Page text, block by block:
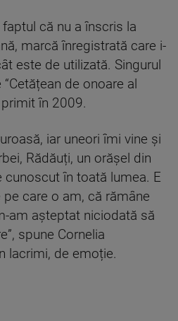
că nu a înscris la
marcă înregistrată care i-
este de utilizată. Singurul
de onoare al
în 2009.
iar uneori îmi vine și
Rădăuți, un orășel din
cunoscut în toată lumea. E
care o am, că rămâne
am așteptat niciodată să
spune Cornelia
lacrimi, de emoție.